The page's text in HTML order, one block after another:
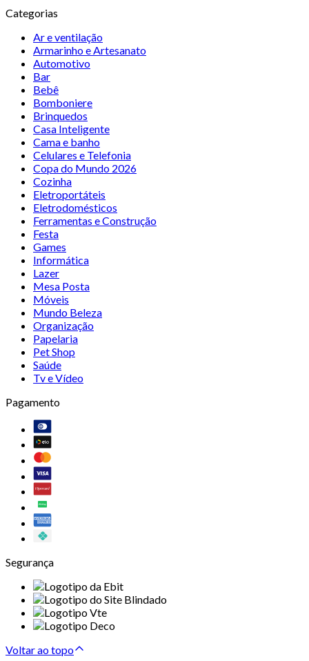
Categorias
Ar e ventilação
Armarinho e Artesanato
Automotivo
Bar
Bebê
Bomboniere
Brinquedos
Casa Inteligente
Cama e banho
Celulares e Telefonia
Copa do Mundo 2026
Cozinha
Eletroportáteis
Eletrodomésticos
Ferramentas e Construção
Festa
Games
Informática
Lazer
Mesa Posta
Móveis
Mundo Beleza
Organização
Papelaria
Pet Shop
Saúde
Tv e Vídeo
Pagamento
Segurança
Voltar ao topo